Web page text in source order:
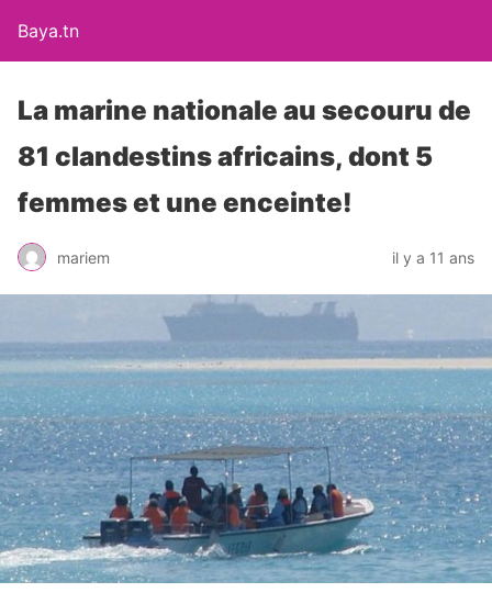
Baya.tn
La marine nationale au secouru de
81 clandestins africains, dont 5
femmes et une enceinte!
mariem il y a 11 ans